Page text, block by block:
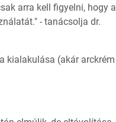
arra kell figyelni, hogy a
- tanácsolja dr.
kialakulása (akár arckrém